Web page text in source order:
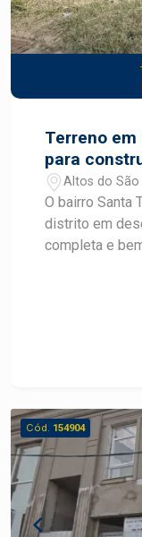
Construa seu
Piracicaba.
Terreno
para
Altos do São
O bairro Santa
distrito em
completa e
rodovias
comércio
Diferenciais:
estratégicas
planejado com
Valorização:
de comércio e
perspectiva de
Cód. 154904